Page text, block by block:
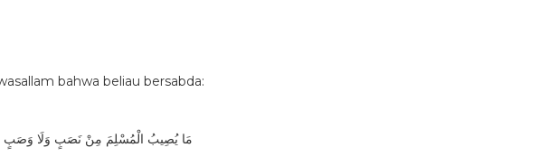
bahwa beliau bersabda:
مَا يُصِيبُ الْمُسْلِمَ مِنْ نَصَبٍ وَلَا وَصَبٍ